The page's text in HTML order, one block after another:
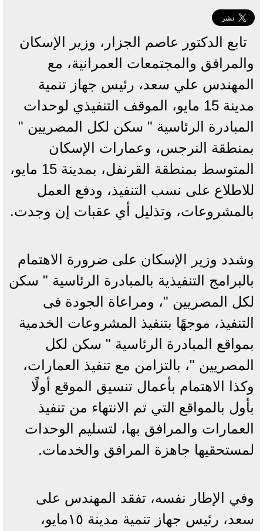
تابع الدكتور عاصم الجزار، وزير الإسكان
والمرافق والمجتمعات العمرانية، مع
المهندس علي سعد، رئيس جهاز تنمية
مدينة 15 مايو، الموقف التنفيذي لوحدات
المبادرة الرئاسية " سكن لكل المصريين "
بمنطقة النرجس، وعمارات الإسكان
المتوسط بمنطقة القرنفل، بمدينة 15 مايو،
للاطلاع على نسب التنفيذ، ودفع العمل
بالمشروعات، وتذليل أي عقبات إن وجدت.
وشدد وزير الإسكان على ضرورة الاهتمام
بالبرامج التنفيذية بالمبادرة الرئاسية " سكن
لكل المصريين "، ومراعاة الجودة فى
التنفيذ، موجهًا بتنفيذ المشروعات الخدمية
بمواقع المبادرة الرئاسية " سكن لكل
المصريين "، بالتزامن مع تنفيذ العمارات،
وكذا الاهتمام بأعمال تنسيق الموقع أولًا
بأول بالمواقع التي تم الانتهاء من تنفيذ
العمارات والمرافق بها، لتسليم الوحدات
لمستحقيها جاهزة المرافق والخدمات.
وفي الإطار نفسه، تفقد المهندس على
سعد، رئيس جهاز تنمية مدينة ١٥مايو،